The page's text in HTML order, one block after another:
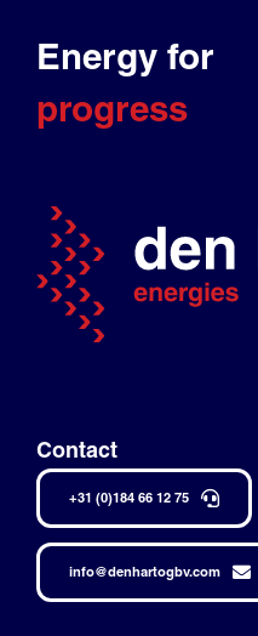
Energy for
progress
Contact
+31 (0)184 66 12 75
info@denhartogbv.com